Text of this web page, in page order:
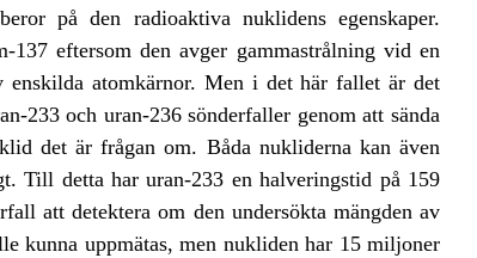
på den radioaktiva nuklidens egenskaper.
eftersom den avger gammastrålning vid en
atomkärnor. Men i det här fallet är det
233 och uran-236 sönderfaller genom att sända
det är frågan om. Båda nukliderna kan även
Till detta har uran-233 en halveringstid på 159
att detektera om den undersökta mängden av
kunna uppmätas, men nukliden har 15 miljoner